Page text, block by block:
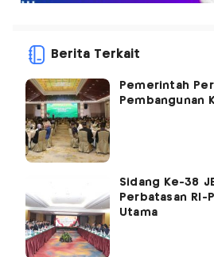
Berita Terkait
Pemerintah
Pembangunan
Sidang Ke-38
Perbatasan RI-
Utama